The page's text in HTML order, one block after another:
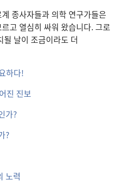
종사자들과 의학 연구가들은
고 열심히 싸워 왔습니다. 그로
날이 조금이라도 더
하다!
진 진보
가?
?
노력